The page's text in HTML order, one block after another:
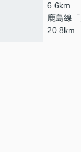
6.6km
鹿島線 「
20.8km